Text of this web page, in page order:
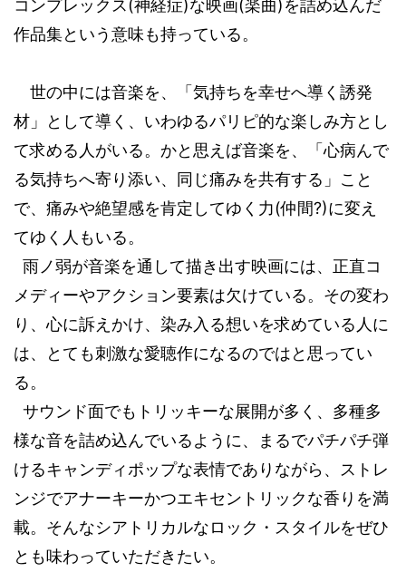
コンプレックス(神経症)な映画(楽曲)を詰め込んだ
作品集という意味も持っている。
世の中には音楽を、「気持ちを幸せへ導く誘発
材」として導く、いわゆるパリピ的な楽しみ方とし
て求める人がいる。かと思えば音楽を、「心病んで
る気持ちへ寄り添い、同じ痛みを共有する」こと
で、痛みや絶望感を肯定してゆく力 (仲間?)に変え
てゆく人もいる。
雨ノ弱が音楽を通して描き出す映画には、正直コ
メディーやアクション要素は欠けている。その変わ
り、心に訴えかけ、染み入る想いを求めている人に
は、とても刺激な愛聴作になるのではと思ってい
る。
サウンド面でもトリッキーな展開が多く、多種多
様な音を詰め込んでいるように、まるでパチパチ弾
けるキャンディポップな表情でありながら、ストレ
ンジでアナーキーかつエキセントリックな香りを満
載。そんなシアトリカルなロック・スタイルをぜひ
とも味わっていただきたい。